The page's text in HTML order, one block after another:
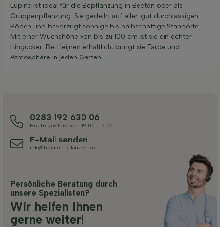
Lupine ist ideal für die Bepflanzung in Beeten oder als
Gruppenpflanzung. Sie gedeiht auf allen gut durchlässigen
Böden und bevorzugt sonnige bis halbschattige Standorte.
Mit einer Wuchshöhe von bis zu 100 cm ist sie ein echter
Hingucker. Bei Heijnen erhältlich, bringt sie Farbe und
Atmosphäre in jeden Garten.
0283 192 630 06
Heute geöffnet von 09:00 - 17:00
E-Mail senden
info@heijnen-pflanzen.de
Persönliche Beratung durch
unsere Spezialisten?
Wir helfen Ihnen
gerne weiter!